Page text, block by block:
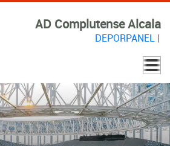
AD Complutense Alcala
DEPORPANEL|